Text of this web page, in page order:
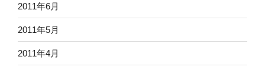
2011年6月
2011年5月
2011年4月